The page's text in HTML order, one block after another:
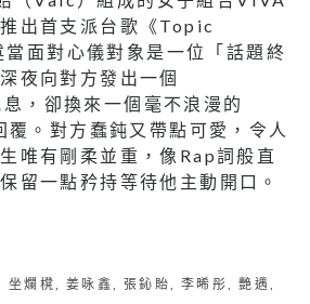
出首支派台歌《Topic
面對心儀對象是一位「話題終
夜向對方發出一個
，卻換來一個毫不浪漫的
。對方蠢鈍又帶點可愛，令人
唯有剛柔並重，像Rap詞般直
留一點矜持等待他主動開口。
,坐爛櫈 ,姜咏鑫 ,張鈊貽 ,李晞彤 ,艷遇